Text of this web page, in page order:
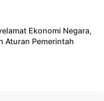
Ekonomi Negara,
Aturan Pemerintah